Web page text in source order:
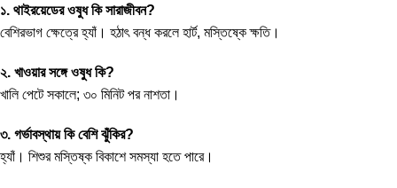
১. থাইরয়েডের ওষুধ কি সারাজীবন?
বেশিরভাগ ক্ষেত্রে হ্যাঁ। হঠাৎ বন্ধ করলে হার্ট, মস্তিষ্কে ক্ষতি।
২. খাওয়ার সঙ্গে ওষুধ কি?
খালি পেটে সকালে; ৩০ মিনিট পর নাশতা।
৩. গর্ভাবস্থায় কি বেশি ঝুঁকির?
হ্যাঁ। শিশুর মস্তিষ্ক বিকাশে সমস্যা হতে পারে।